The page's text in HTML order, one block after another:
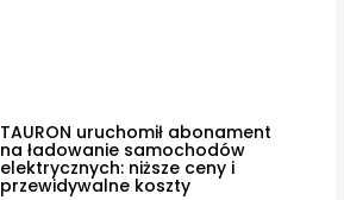
TAURON uruchomił abonament
na ładowanie samochodów
elektrycznych: niższe ceny i
przewidywalne koszty